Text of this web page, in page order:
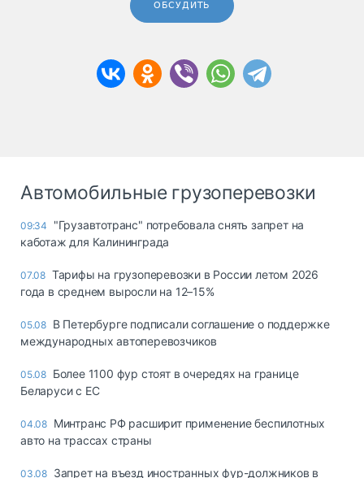
ОБСУДИТЬ
Автомобильные грузоперевозки
09:34
"Грузавтотранс" потребовала снять запрет на
каботаж для Калининграда
07.08 Тарифы на грузоперевозки в России летом 2026
года в среднем выросли на 12–15%
05.08 В Петербурге подписали соглашение о поддержке
международных автоперевозчиков
05.08 Более 1100 фур стоят в очередях на границе
Беларуси с ЕС
04.08 Минтранс РФ расширит применение беспилотных
авто на трассах страны
03.08 Запрет на въезд иностранных фур-должников в